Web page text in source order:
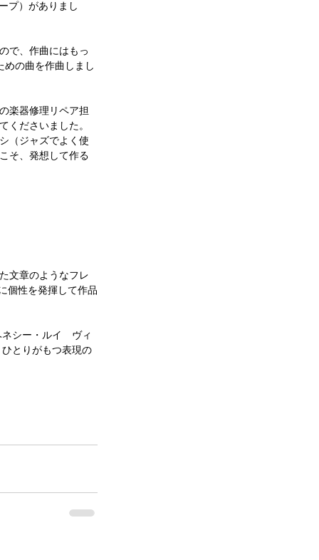
プ）がありまし
で、作曲にはもっ
の曲を作曲しまし
楽器修理リペア担
くださいました。
（ジャズでよく使
そ、発想して作る
文章のようなフレ
個性を発揮して作品
シー・ルイ　ヴィ
とりがもつ表現の